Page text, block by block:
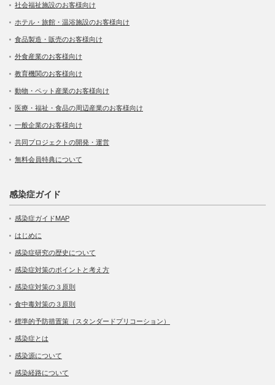
社会福祉施設のお客様向け
ホテル・旅館・温浴施設のお客様向け
食品製造・販売のお客様向け
外食産業のお客様向け
教育機関のお客様向け
動物・ペット産業のお客様向け
医療・福祉・食品の周辺産業のお客様向け
一般企業のお客様向け
共同プロジェクトの開発・運営
無料会員特典について
感染症ガイド
感染症ガイドMAP
はじめに
感染症研究の歴史について
感染症対策のポイントと考え方
感染症対策の３原則
食中毒対策の３原則
標準的予防措置策（スタンダードプリコーション）
感染症とは
感染源について
感染経路について